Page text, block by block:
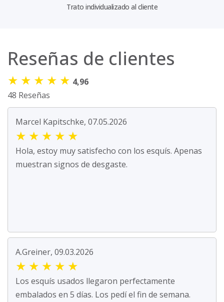
Trato individualizado al cliente
Reseñas de clientes
★ ★ ★ ★ ★ 4,96
48 Reseñas
Marcel Kapitschke, 07.05.2026
★ ★ ★ ★ ★
Hola, estoy muy satisfecho con los esquís. Apenas
muestran signos de desgaste.
A.Greiner, 09.03.2026
★ ★ ★ ★ ★
Los esquís usados llegaron perfectamente
embalados en 5 días. Los pedí el fin de semana.